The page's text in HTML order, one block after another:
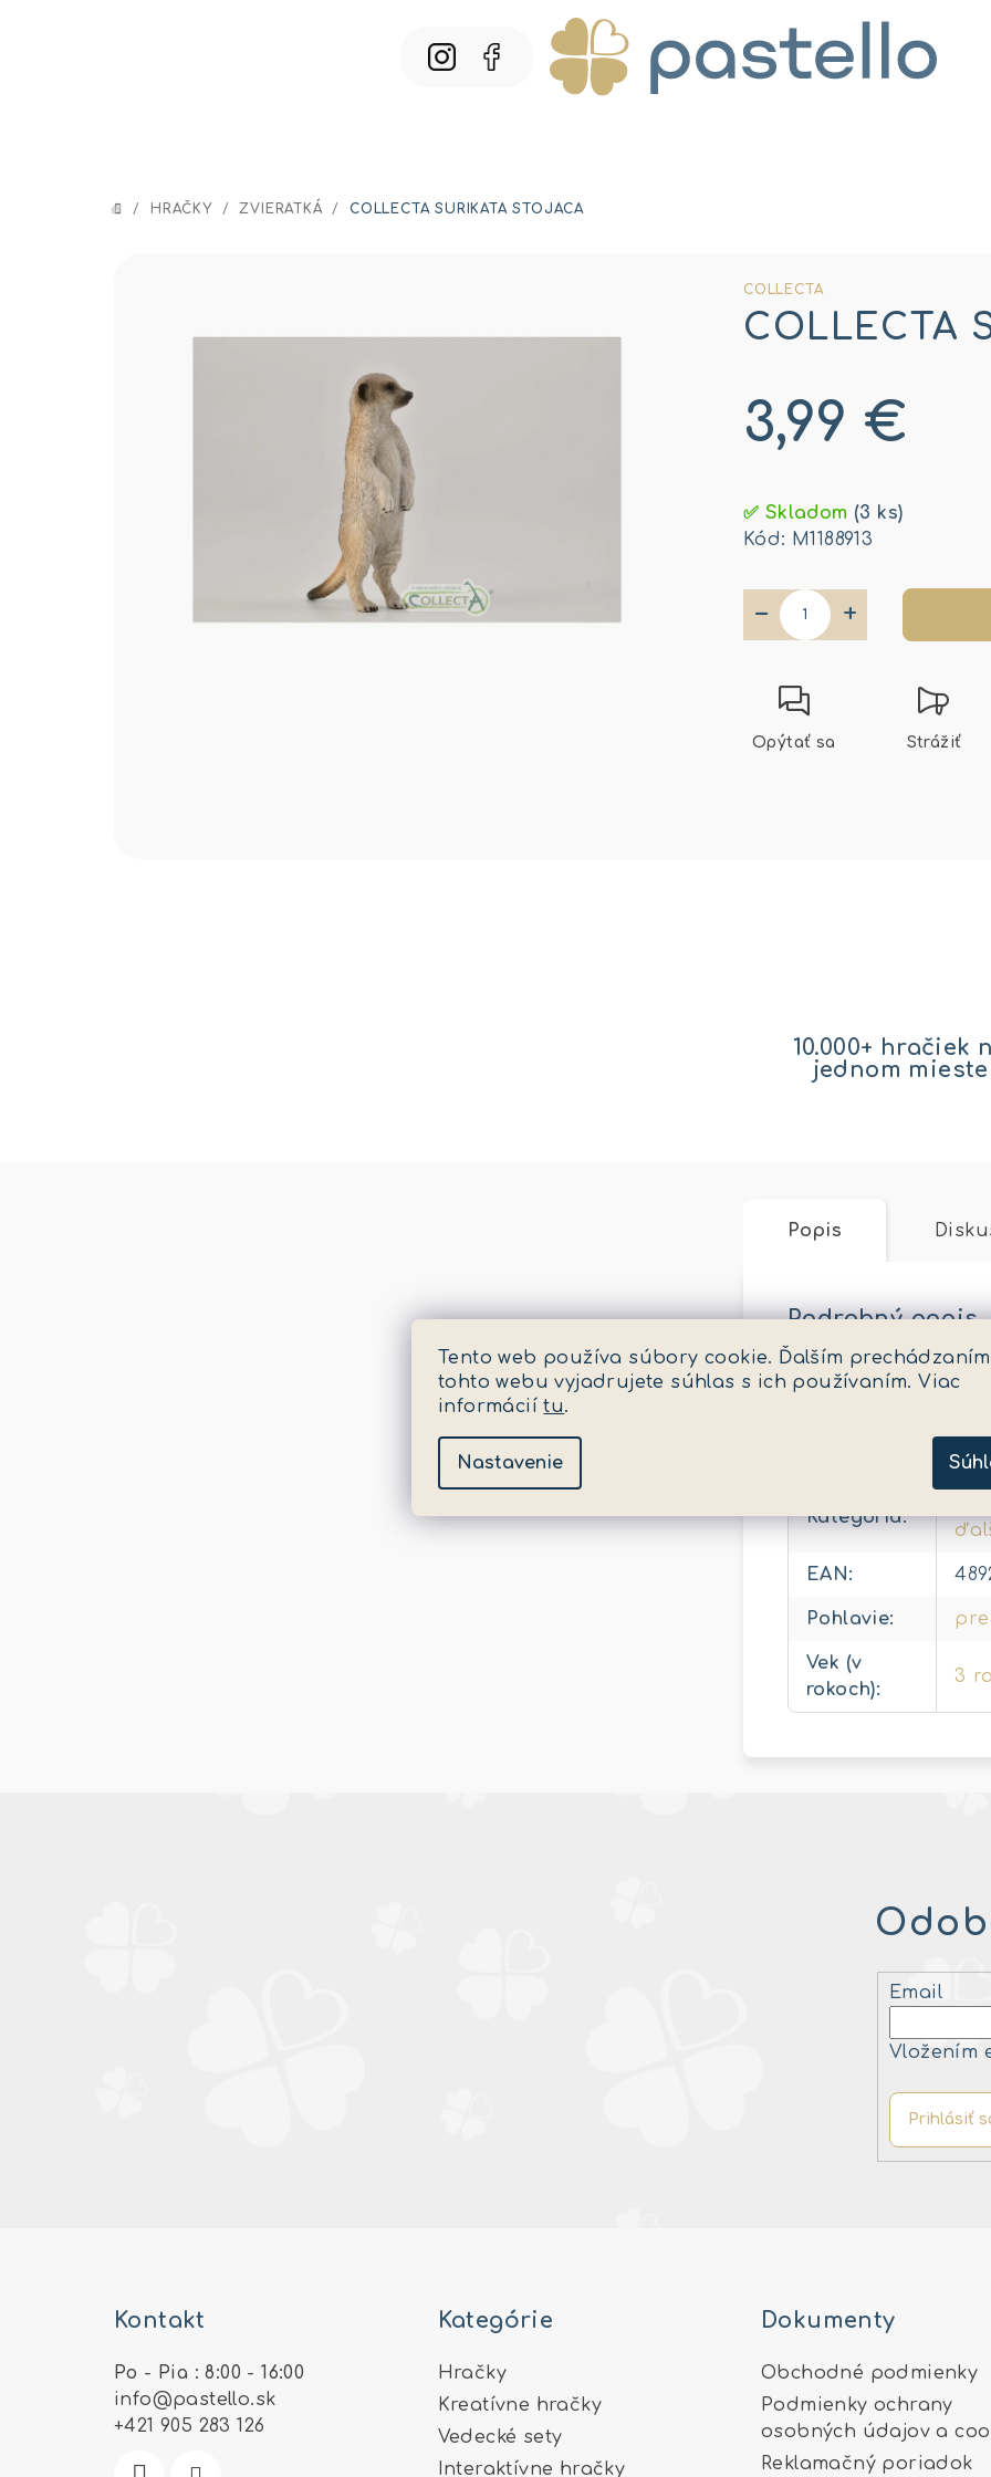
Tento web používa súbory cookie. Ďalším prechádzaním
tohto webu vyjadrujete súhlas s ich používaním. Viac
informáciítu.
Nastavenie
DOMOV
/ HRAČKY / ZVIERATKÁ / COLLECTA SURIKATA STOJACA
COLLECTA
COLLECTA
3,99 €
cena:
✅ Skladom (3 ks)
Kód: M1188913
+
−
Opýtať sa Strážiť
10.000+ hračiek
jednom mieste
Popis
Podrobný popis
Plastová figúrka
Dodatočné
Kategória:
EAN:
Pohlavie:
Vek (v
rokoch):
3
Email
Vložením
Prihlásiť
Kontakt
Po - Pia : 8:00 - 16:00
info@pastello.sk
+421 905 283 126
Kategórie
Hračky
Kreatívne hračky
Vedecké sety
Interaktívne hračky
Dokumenty
Obchodné podmienky
Podmienky ochrany
osobných údajov a
Reklamačný poriadok